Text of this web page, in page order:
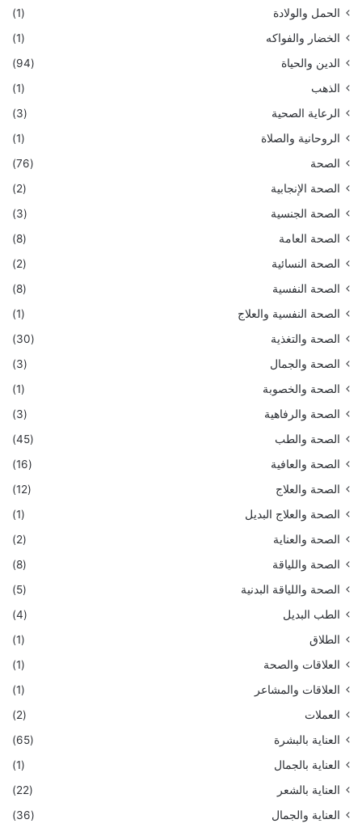
الحمل والولادة
(1)
الخضار والفواكه
(1)
الدين والحياة
(94)
الذهب
(1)
الرعاية الصحية
(3)
الروحانية والصلاة
(1)
الصحة
(76)
الصحة الإنجابية
(2)
الصحة الجنسية
(3)
الصحة العامة
(8)
الصحة النسائية
(2)
الصحة النفسية
(8)
الصحة النفسية والعلاج
(1)
الصحة والتغذية
(30)
الصحة والجمال
(3)
الصحة والخصوبة
(1)
الصحة والرفاهية
(3)
الصحة والطب
(45)
الصحة والعافية
(16)
الصحة والعلاج
(12)
الصحة والعلاج البديل
(1)
الصحة والعناية
(2)
الصحة واللياقة
(8)
الصحة واللياقة البدنية
(5)
الطب البديل
(4)
الطلاق
(1)
العلاقات والصحة
(1)
العلاقات والمشاعر
(1)
العملات
(2)
العناية بالبشرة
(65)
العناية بالجمال
(1)
العناية بالشعر
(22)
العناية والجمال
(36)